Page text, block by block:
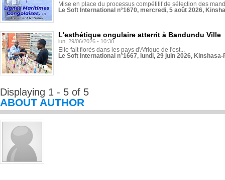
Mise en place du processus compétitif de sélection des
Le Soft International n°1670, mercredi, 5 août 2026,
L'esthétique ongulaire atterrit à Bandundu Ville
lun, 29/06/2026 - 10:30
Elle fait florès dans les pays d'Afrique de l'est...
Le Soft International n°1667, lundi, 29 juin 2026,
Displaying 1 - 5 of 5
ABOUT AUTHOR